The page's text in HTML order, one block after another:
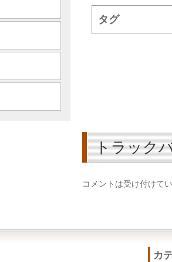
タグ
トラック
コメントは受け付けて
カ